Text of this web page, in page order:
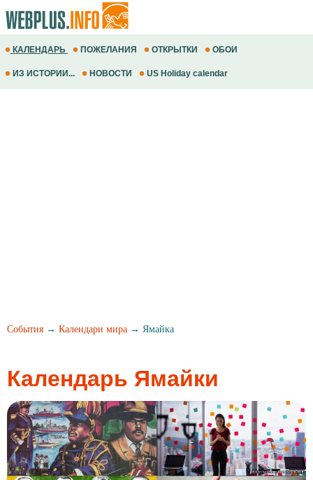
КАЛЕНДАРЬ ПОЖЕЛАНИЯ ОТКРЫТКИ ОБОИ
ИЗ ИСТОРИИ... НОВОСТИ US Holiday calendar
События → Календари мира → Ямайка
Календарь Ямайки